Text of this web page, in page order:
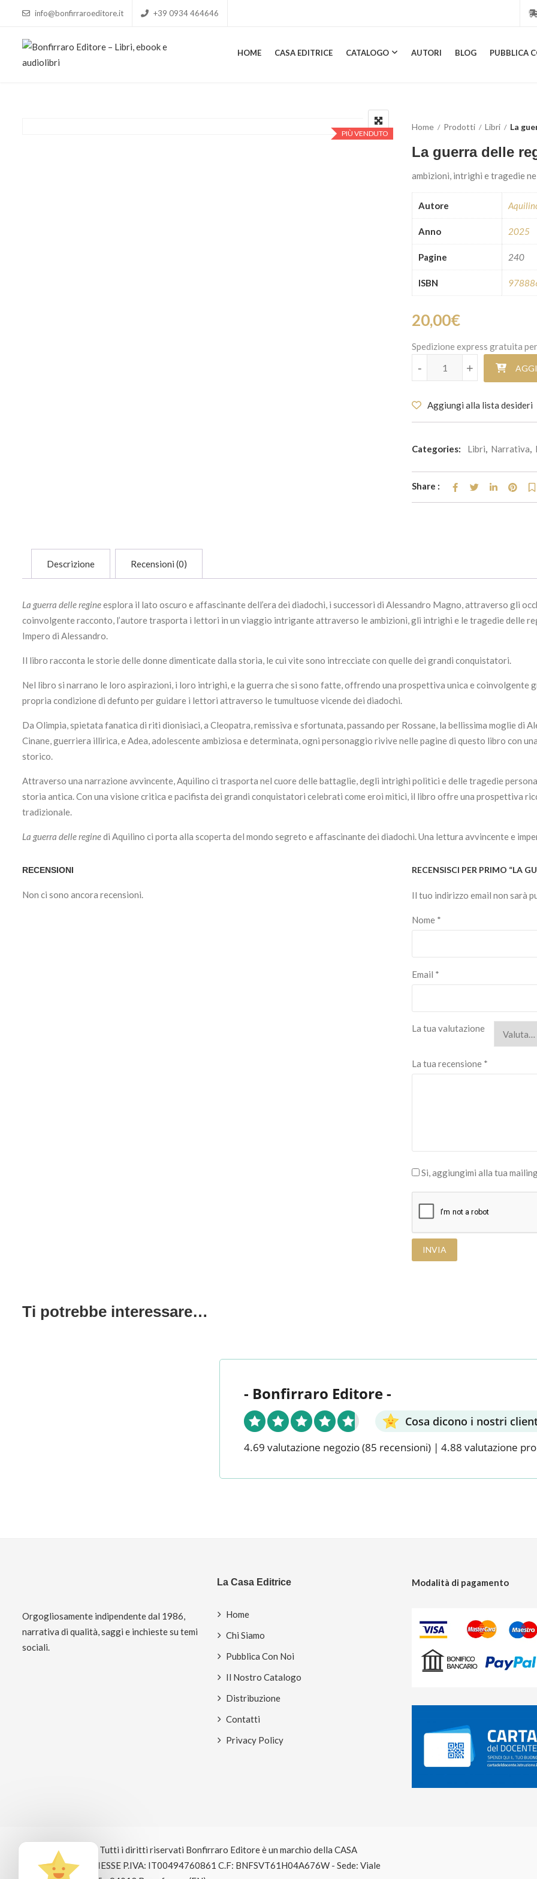
info@bonfirraroeditore.it +39 0934 464646
HOME CASA EDITRICE CATALOGO AUTORI BLOG PUBBLICA
PIÙ VENDUTO
Home Prodotti Libri La
La guerra delle
ambizioni, intrighi e tragedie
Autore
Anno 2025
Pagine 240
ISBN
20,00€
Spedizione express gratuita
La guerra delle regine quantità
+
-
Aggiungi alla lista desideri
Categories: Libri, Narrativa,
Share :
Descrizione Recensioni (0)
La guerra delle regineesplora il lato oscuro e affascinante dell’era dei diadochi, i successori di Alessandro Magno, attraverso gli
coinvolgente racconto, l’autore trasporta i lettori in un viaggio intrigante attraverso le ambizioni, gli intrighi e le tragedie delle
Impero di Alessandro.
Il libro racconta le storie delle donne dimenticate dalla storia, le cui vite sono intrecciate con quelle dei grandi conquistatori.
Nel libro si narrano le loro aspirazioni, i loro intrighi, e la guerra che si sono fatte, offrendo una prospettiva unica e coinvolgente
propria condizione di defunto per guidare i lettori attraverso le tumultuose vicende dei diadochi.
Da Olimpia, spietata fanatica di riti dionisiaci, a Cleopatra, remissiva e sfortunata, passando per Rossane, la bellissima moglie di
Cinane, guerriera illirica, e Adea, adolescente ambiziosa e determinata, ogni personaggio rivive nelle pagine di questo libro con
storico.
Attraverso una narrazione avvincente, Aquilino ci trasporta nel cuore delle battaglie, degli intrighi politici e delle tragedie
storia antica. Con una visione critica e pacifista dei grandi conquistatori celebrati come eroi mitici, il libro offre una prospettiva
tradizionale.
La guerra delle reginedi Aquilino ci porta alla scoperta del mondo segreto e affascinante dei diadochi. Una lettura avvincente e
RECENSIONI
Non ci sono ancora recensioni.
RECENSISCI PER PRIMO “LA
Il tuo indirizzo email non sarà
Nome *
Email *
La tua valutazione
La tua recensione *
Si, aggiungimi alla tua
Ti potrebbe interessare…
- Bonfirraro Editore -
Cosa dicono i nostri
4.69 valutazione negozio(85 recensioni) | 4.88 valutazione
Orgogliosamente indipendente dal 1986,
narrativa di qualità, saggi e inchieste su temi
sociali.
La Casa Editrice
Home
Chi Siamo
Pubblica Con Noi
Il Nostro Catalogo
Distribuzione
Contatti
Privacy Policy
Modalità di pagamento
© Copyright 2026 Tutti i diritti riservati Bonfirraro Editore è un marchio della CASA
EDITRICE BOSE GIESSE P.IVA: IT00494760861 C.F: BNFSVT61H04A676W - Sede: Viale